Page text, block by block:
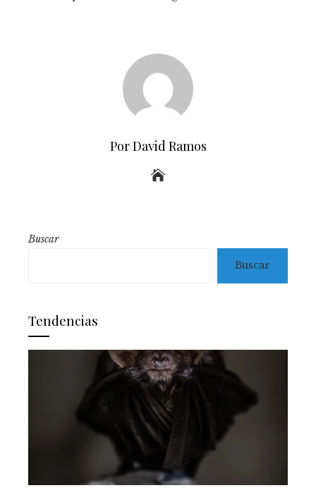
Por David Ramos
Buscar
Buscar
Tendencias